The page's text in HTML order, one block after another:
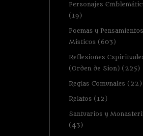
Personajes
(19)
Poemas y Pensamientos
Místicos (603)
Reflexiones
(Orden de Sion) (225)
Reglas Comunales (22)
Relatos (12)
Santuarios y
(43)